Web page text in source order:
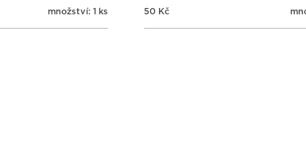
množství: 1 ks 50 Kč